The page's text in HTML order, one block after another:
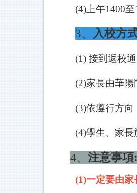
(4) 上午1400
3、 入校方
(1) 接到返校
(2)家長由華陽
(3)依遵行方向
(4)學生、家長
4、 注意事項:
(1)一定要由家